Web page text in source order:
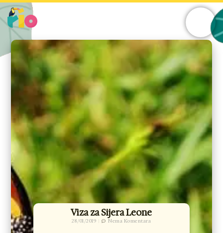
Skip
to
content
Viza za Sijera Leone
28/01/2019 Nema Komentara